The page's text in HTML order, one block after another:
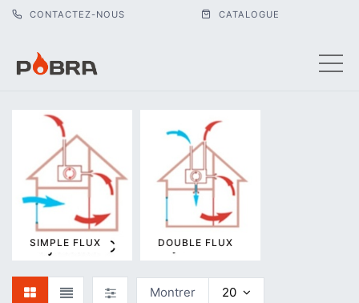
CONTACTEZ-NOUS CATALOGUE
Montrer 20
SIMPLE FLUX DOUBLE FLUX